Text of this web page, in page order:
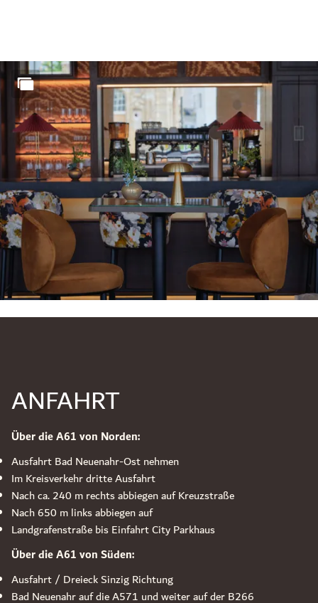
ANFAHRT
Über die A61 von Norden:
Ausfahrt Bad Neuenahr-Ost nehmen
Im Kreisverkehr dritte Ausfahrt
Nach ca. 240 m rechts abbiegen auf Kreuzstraße
Nach 650 m links abbiegen auf
Landgrafenstraße bis Einfahrt City Parkhaus
Über die A61 von Süden:
Ausfahrt / Dreieck Sinzig Richtung
Bad Neuenahr auf die A571 und weiter auf der B266